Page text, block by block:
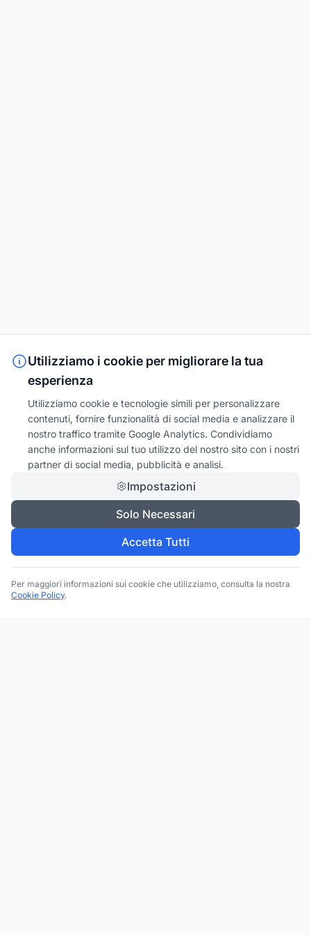
Utilizziamo i cookie per migliorare la tua
esperienza
Utilizziamo cookie e tecnologie simili per personalizzare
contenuti, fornire funzionalità di social media e analizzare il
nostro traffico tramite Google Analytics. Condividiamo
anche informazioni sul tuo utilizzo del nostro sito con i nostri
partner di social media, pubblicità e analisi.
Impostazioni
Solo Necessari
Accetta Tutti
Per maggiori informazioni sui cookie che utilizziamo, consulta la nostra
Cookie Policy.